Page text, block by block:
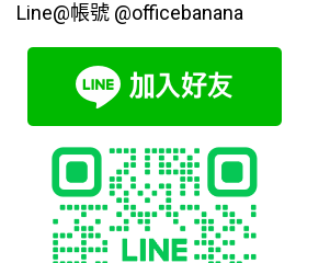
Line@帳號 @officebanana